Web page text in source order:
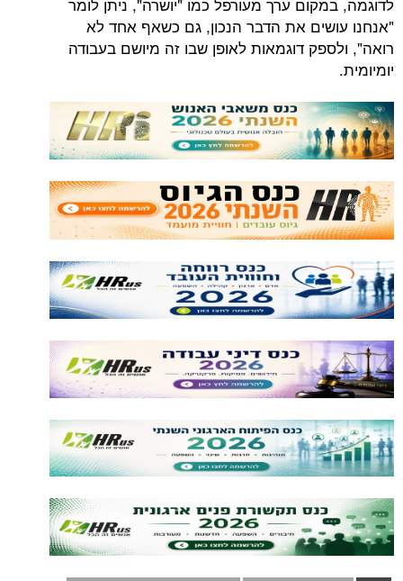
"אנחנו עושים את הדבר הנכון, גם כשאף אחד לא
רואה", ולספק דוגמאות לאופן שבו זה מיושם בעבודה
יומיומית.